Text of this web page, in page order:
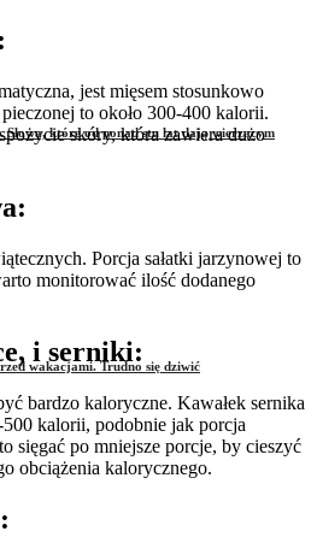
Słowa, które od ponad stu lat dają wierzącym
wakacjami. Trudno się dziwić
jest mięsem stosunkowo
to około 300-400 kalorii.
skóry, która zawiera dużo
Porcja sałatki jarzynowej to
monitorować ilość dodanego
i serniki:
bardzo kaloryczne. Kawałek sernika
kalorii, podobnie jak porcja
sięgać po mniejsze porcje, by cieszyć
obciążenia kalorycznego.